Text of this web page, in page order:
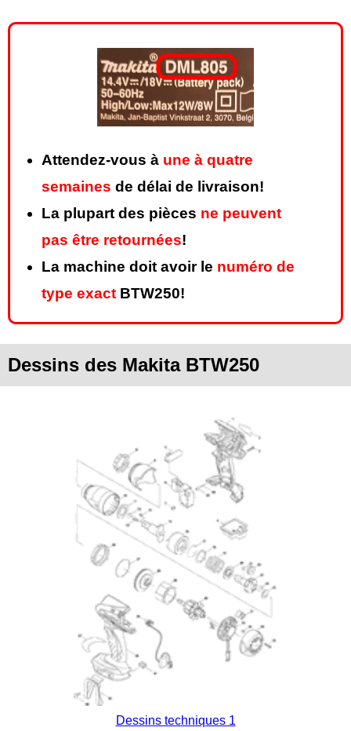
Attendez-vous à une à quatre
semaines de délai de livraison!
La plupart des pièces ne peuvent
pas être retournées!
La machine doit avoir le numéro de
type exact BTW250!
Dessins des Makita BTW250
Dessins techniques 1